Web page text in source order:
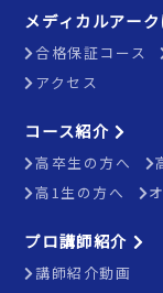
メディカルアー
合格保証コース
アクセス
コース紹介
高卒生の方へ
高1生の方へ
プロ講師紹介
講師紹介動画